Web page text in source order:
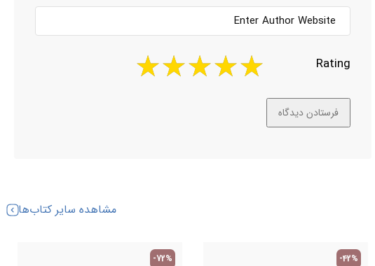
Rating
مشاهده سایر کتاب‌ها
-42%
-72%